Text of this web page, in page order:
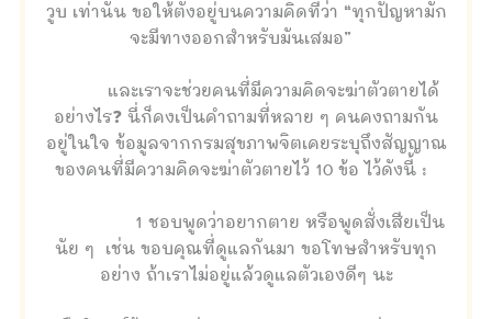
วูบ เท่านั้น ขอให้ตั้งอยู่บนความคิดที่ว่า “ทุกปัญหามัก
จะมีทางออกสำหรับมันเสมอ”
และเราจะช่วยคนที่มีความคิดจะฆ่าตัวตายได้
อย่างไร❓ นี่ก็คงเป็นคำถามที่หลาย ๆ คนคงถามกัน
อยู่ในใจ ข้อมูลจากกรมสุขภาพจิตเคยระบุถึงสัญญาณ
ของคนที่มีความคิดจะฆ่าตัวตายไว้ 10 ข้อ ไว้ดังนี้ :
1 ชอบพูดว่าอยากตาย หรือพูดสั่งเสียเป็น
นัย ๆ เช่น ขอบคุณที่ดูแลกันมา ขอโทษสำหรับทุก
อย่าง ถ้าเราไม่อยู่แล้วดูแลตัวเองดีๆ นะ